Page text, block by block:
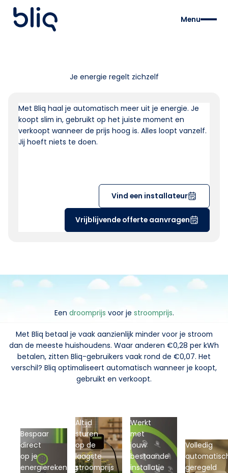
Menu
Je energie regelt zichzelf
Met Bliq haal je automatisch meer uit je energie. Je
koopt slim in, gebruikt op het juiste moment en
verkoopt wanneer de prijs hoog is. Alles loopt vanzelf.
Jij hoeft niets te doen.
Vind een installateur
Vrijblijvende offerte aanvragen
Een droomprijs voor je stroomprijs.
Met Bliq betaal je vaak aanzienlijk minder voor je stroom
dan de meeste huishoudens. Waar anderen €0,28 per kWh
betalen, zitten Bliq-gebruikers vaak rond de €0,07. Het
verschil? Bliq optimaliseert automatisch wanneer je koopt,
gebruikt en verkoopt.
Bespaar
direct
op je
energierekening
Altijd
sturen
op de
laagste
stroomprijs
Werkt
met
jouw
bestaande
installatie
Volledig
geregeld